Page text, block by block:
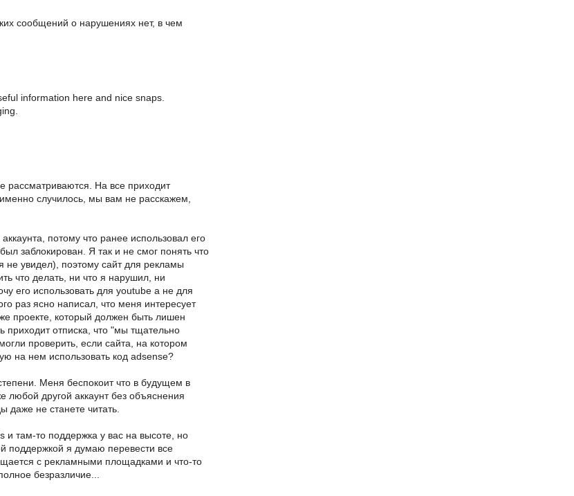
сообщений о нарушениях нет, в чем
information here and nice snaps.
рассматриваются. На все приходит
случилось, мы вам не расскажем,
потому что ранее использовал его
заблокирован. Я так и не смог понять что
не увидел), поэтому сайт для рекламы
что делать, ни что я нарушил, ни
его использовать для youtube а не для
раз ясно написал, что меня интересует
проекте, который должен быть лишен
приходит отписка, что "мы тщательно
проверить, если сайта, на котором
на нем использовать код adsense?
Меня беспокоит что в будущем в
любой другой аккаунт без объяснения
даже не станете читать.
и там-то поддержка у вас на высоте, но
поддержкой я думаю перевести все
с рекламными площадками и что-то
безразличие...